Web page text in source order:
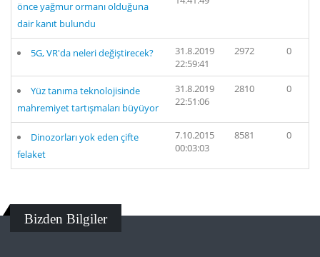
önce yağmur ormanı olduğuna
dair kanıt bulundu
5G, VR'da neleri değiştirecek?
31.8.2019
22:59:41
2972 0
Yüz tanıma teknolojisinde
mahremiyet tartışmaları büyüyor
31.8.2019
22:51:06
2810 0
Dinozorları yok eden çifte
felaket
7.10.2015
00:03:03
8581 0
Bizden Bilgiler